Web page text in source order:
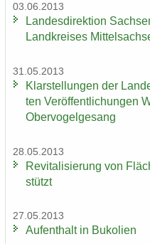
03.06.2013
Lan­des­di­rek­ti­on
Land­krei­ses
31.05.2013
Klar­stel­lun­gen der
ten Ver­öf­fent­li­chun­gen
Ober­vo­gel­ge­sang
28.05.2013
Re­vi­ta­li­sie­rung von
stützt
27.05.2013
Auf­ent­halt in Bu­ko­li­en